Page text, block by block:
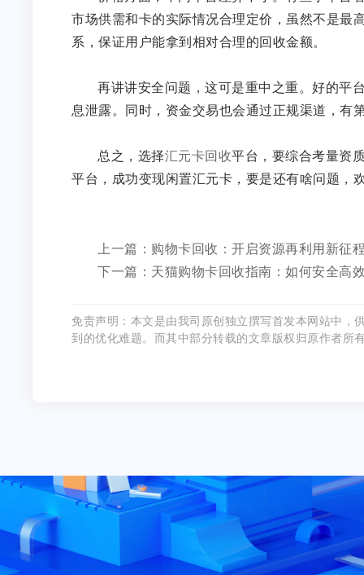
市场供需和卡的实际情况合理定价，虽然不是最
系，保证用户能拿到相对合理的回收金额。
再讲讲安全问题，这可是重中之重。好的平
息泄露。同时，资金交易也会通过正规渠道，有
总之，选择汇元卡回收平台，要综合考量资
平台，成功变现闲置汇元卡，要是还有啥问题，
上一篇：购物卡回收：开启资源再利用新征
下一篇：天猫购物卡回收指南：如何安全高
免责声明：本文是由我司原创独立撰写首发本网站中，
到的优化难题。而其中部分转载的文章版权归原作者所